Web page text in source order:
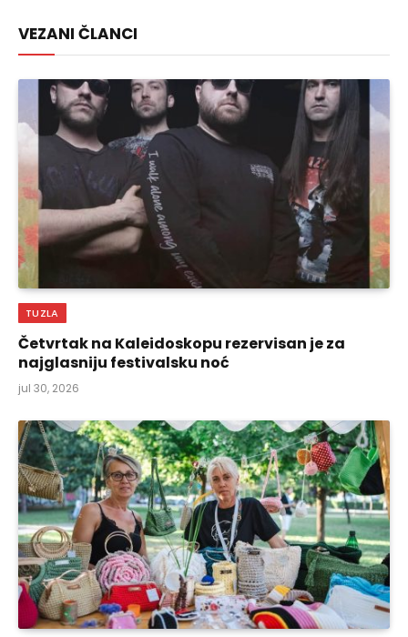
VEZANI ČLANCI
TUZLA
Četvrtak na Kaleidoskopu rezervisan je za
najglasniju festivalsku noć
jul 30, 2026